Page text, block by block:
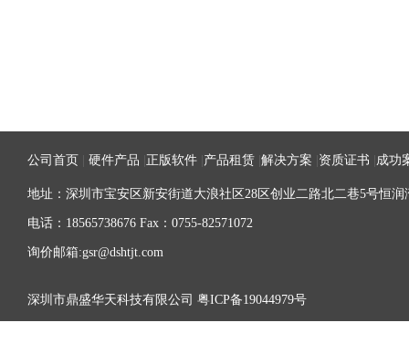
公司首页 硬件产品 正版软件 产品租赁 解决方案 资质证书 成功
地址：深圳市宝安区新安街道大浪社区28区创业二路北二巷5号恒润
电话：18565738676 Fax：0755-82571072
询价邮箱:gsr@dshtjt.com
深圳市鼎盛华天科技有限公司 粤ICP备19044979号